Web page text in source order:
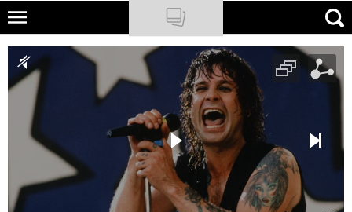
Skip
main
content
NATIONAL GEOGRAPHIC
TRAVELER
PODCASTY
Newsletter